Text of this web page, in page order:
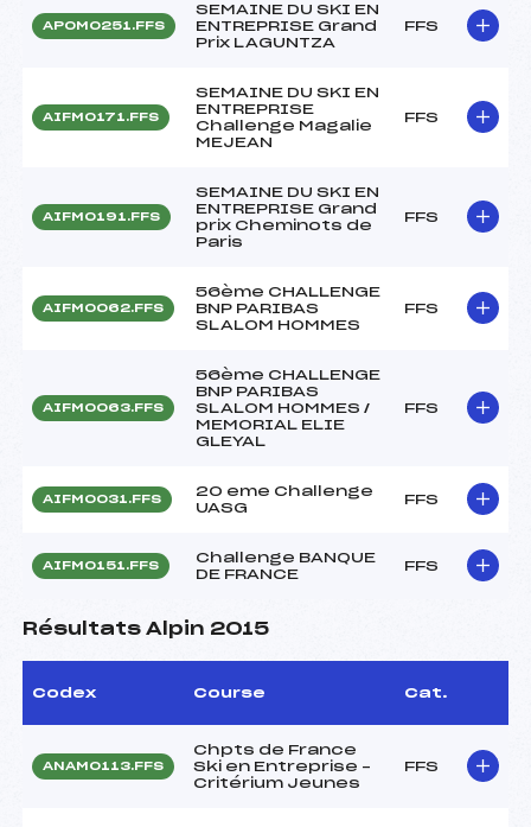
APOM0251.FFS
SEMAINE DU SKI EN
ENTREPRISE Grand
Prix LAGUNTZA
FFS
AIFM0171.FFS
SEMAINE DU SKI EN
ENTREPRISE
Challenge Magalie
MEJEAN
FFS
AIFM0191.FFS
SEMAINE DU SKI EN
ENTREPRISE Grand
prix Cheminots de
Paris
FFS
AIFM0062.FFS
56ème CHALLENGE
BNP PARIBAS
SLALOM HOMMES
FFS
AIFM0063.FFS
56ème CHALLENGE
BNP PARIBAS
SLALOM HOMMES /
MEMORIAL ELIE
GLEYAL
FFS
AIFM0031.FFS
20 eme Challenge
UASG
FFS
AIFM0151.FFS
Challenge BANQUE
DE FRANCE
FFS
Résultats Alpin 2015
Codex Course Cat.
ANAM0113.FFS
Chpts de France
Ski en Entreprise –
Critérium Jeunes
FFS